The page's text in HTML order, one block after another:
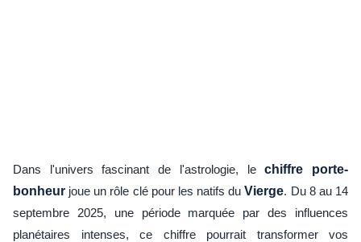
Dans l'univers fascinant de l'astrologie, lechiffre porte-
bonheur joue un rôle clé pour les natifs duVierge. Du 8 au 14
septembre 2025, une période marquée par des influences
planétaires intenses, ce chiffre pourrait transformer vos